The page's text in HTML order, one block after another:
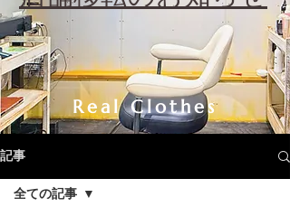
Real Clothes
記事
全ての記事